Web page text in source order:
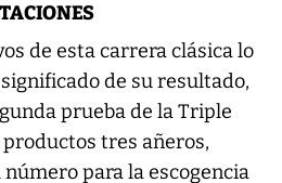
de esta carrera clásica lo
de su resultado,
prueba de la Triple
tres añeros,
para la escogencia